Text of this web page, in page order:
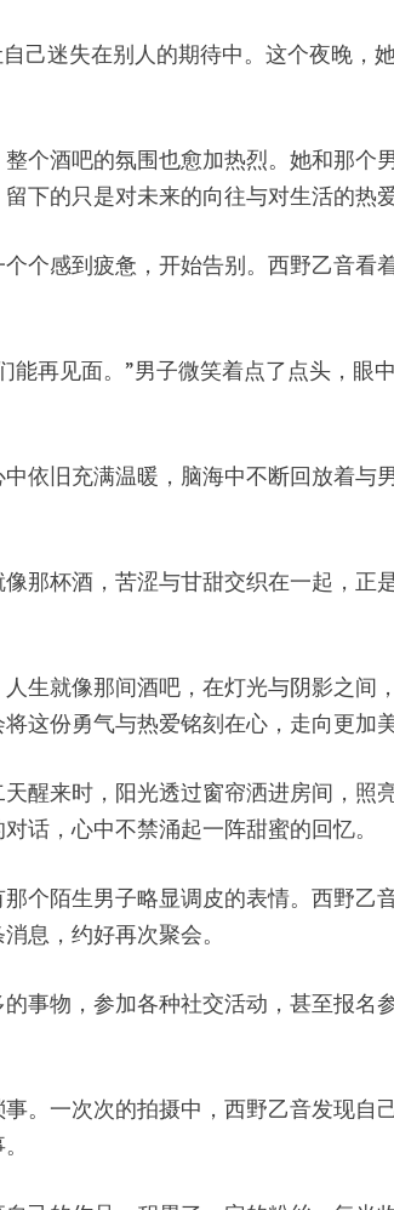
己迷失在别人的期待中。这个夜晚，
个酒吧的氛围也愈加热烈。她和那个
下的只是对未来的向往与对生活的热爱
个感到疲惫，开始告别。西野乙音看
再见面。”男子微笑着点了点头，眼
依旧充满温暖，脑海中不断回放着与
那杯酒，苦涩与甘甜交织在一起，正
生就像那间酒吧，在灯光与阴影之间
这份勇气与热爱铭刻在心，走向更加美
醒来时，阳光透过窗帘洒进房间，照
话，心中不禁涌起一阵甜蜜的回忆。
个陌生男子略显调皮的表情。西野乙
息，约好再次聚会。
事物，参加各种社交活动，甚至报名
。一次次的拍摄中，西野乙音发现自